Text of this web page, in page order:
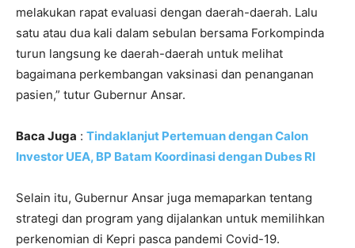
melakukan rapat evaluasi dengan daerah-daerah. Lalu
satu atau dua kali dalam sebulan bersama Forkompinda
turun langsung ke daerah-daerah untuk melihat
bagaimana perkembangan vaksinasi dan penanganan
pasien,” tutur Gubernur Ansar.
Baca Juga : Tindaklanjut Pertemuan dengan Calon
Investor UEA, BP Batam Koordinasi dengan Dubes RI
Selain itu, Gubernur Ansar juga memaparkan tentang
strategi dan program yang dijalankan untuk memilihkan
perkenomian di Kepri pasca pandemi Covid-19.